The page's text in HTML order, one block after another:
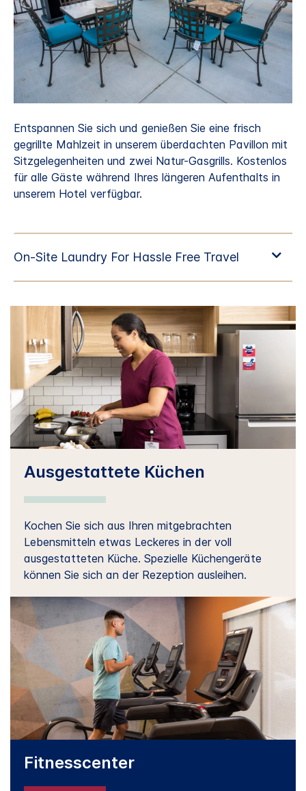
Entspannen Sie sich und genießen Sie eine frisch
gegrillte Mahlzeit in unserem überdachten Pavillon mit
Sitzgelegenheiten und zwei Natur-Gasgrills. Kostenlos
für alle Gäste während Ihres längeren Aufenthalts in
unserem Hotel verfügbar.
Ausgestattete Küchen
Kochen Sie sich aus Ihren mitgebrachten
Lebensmitteln etwas Leckeres in der voll
ausgestatteten Küche. Spezielle Küchengeräte
können Sie sich an der Rezeption ausleihen.
Fitnesscenter